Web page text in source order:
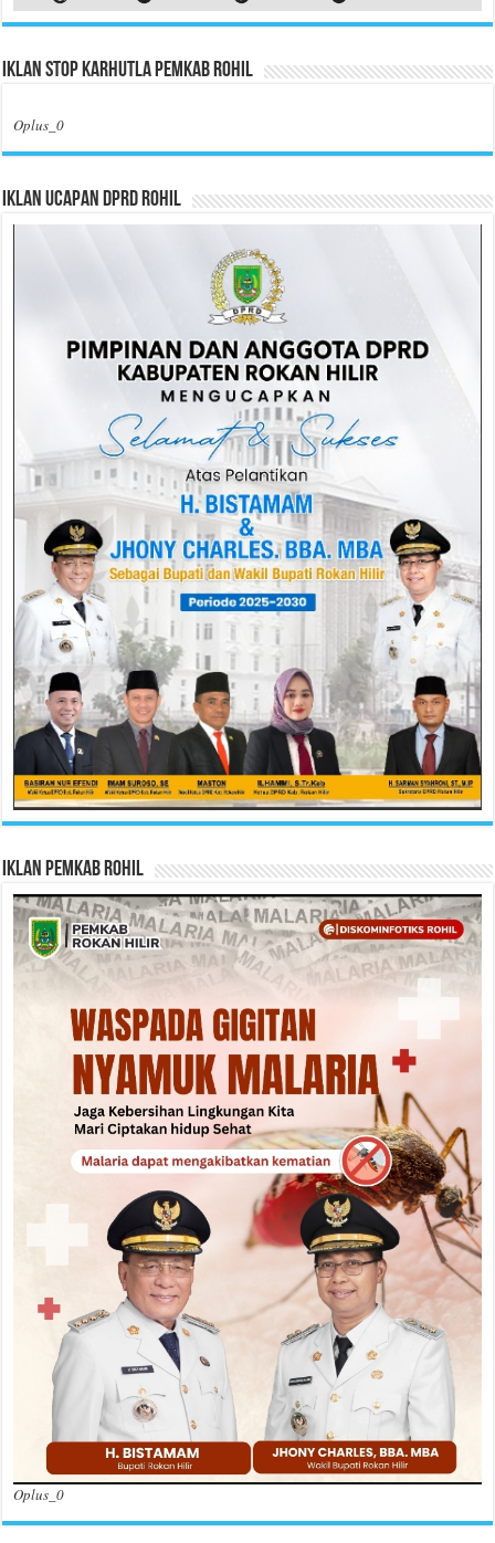
Iklan Stop Karhutla Pemkab Rohil
Oplus_0
Iklan Ucapan DPRD Rohil
Iklan Pemkab Rohil
Oplus_0